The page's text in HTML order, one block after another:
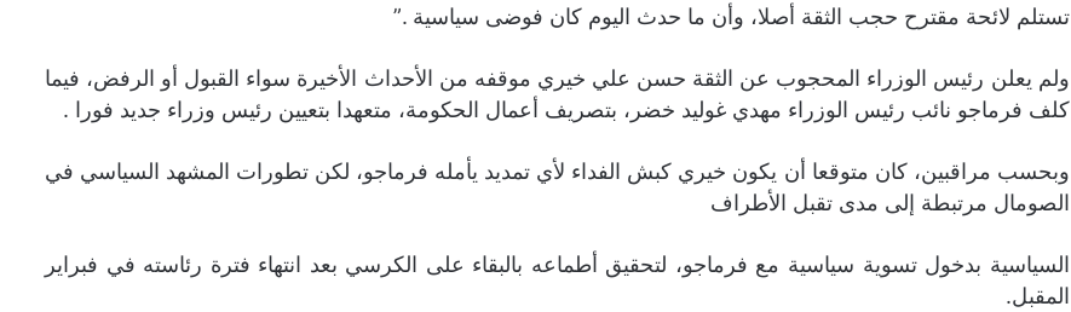
تستلم لائحة مقترح حجب الثقة أصلا، وأن ما حدث اليوم كان فوضى سياسية .”
ولم يعلن رئيس الوزراء المحجوب عن الثقة حسن علي خيري موقفه من الأحداث الأخيرة سواء القبول أو الرفض، فيما
كلف فرماجو نائب رئيس الوزراء مهدي غوليد خضر، بتصريف أعمال الحكومة، متعهدا بتعيين رئيس وزراء جديد فورا .
وبحسب مراقبين، كان متوقعا أن يكون خيري كبش الفداء لأي تمديد يأمله فرماجو، لكن تطورات المشهد السياسي في
الصومال مرتبطة إلى مدى تقبل الأطراف
السياسية بدخول تسوية سياسية مع فرماجو، لتحقيق أطماعه بالبقاء على الكرسي بعد انتهاء فترة رئاسته في فبراير
المقبل.